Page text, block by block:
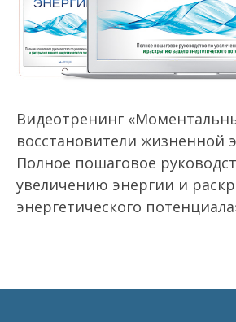
Видеотренинг
восстановители жизненной
Полное пошаговое
увеличению энергии и
энергетического